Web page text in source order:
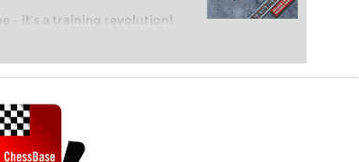
– it’s a training revolution!
into the world of club chess,
a more personalised